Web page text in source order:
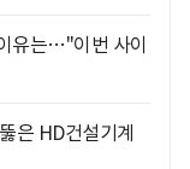
유는…"이번 사이
은 HD건설기계